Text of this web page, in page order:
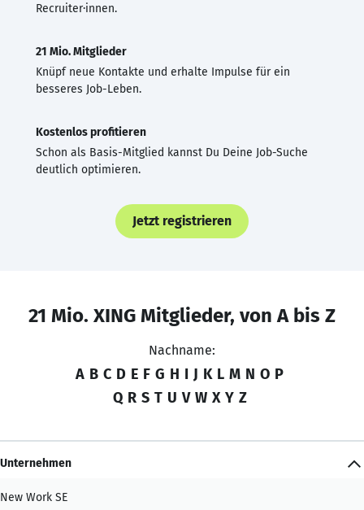
Recruiter·innen.
21 Mio. Mitglieder
Knüpf neue Kontakte und erhalte Impulse für ein
besseres Job-Leben.
Kostenlos profitieren
Schon als Basis-Mitglied kannst Du Deine Job-Suche
deutlich optimieren.
Jetzt registrieren
21 Mio. XING Mitglieder, von A bis Z
Nachname:
A B C D E F G H I J K L M N O P
Q R S T U V W X Y Z
Unternehmen
New Work SE